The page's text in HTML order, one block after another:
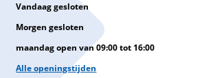
Vandaag gesloten
Morgen gesloten
maandag open van 09:00 tot 16:00
Alle openingstijden